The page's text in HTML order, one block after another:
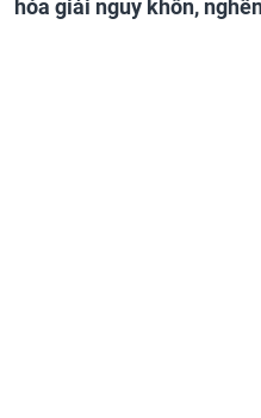
hóa giải nguy khốn,